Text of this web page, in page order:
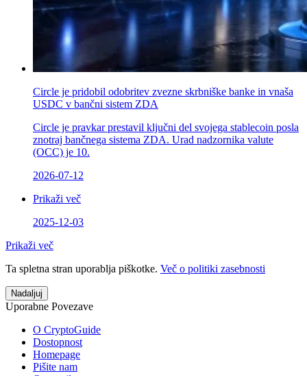
Circle je pridobil odobritev zvezne skrbniške banke in vnaša
USDC v bančni sistem ZDA
Circle je pravkar prestavil ključni del svojega stablecoin posla
znotraj bančnega sistema ZDA. Urad nadzornika valute
(OCC) je 10.
2026-07-12
Prikaži več
2025-12-03
Prikaži več
Ta spletna stran uporablja piškotke. Več o politiki zasebnosti
Nadaljuj
Uporabne Povezave
O CryptoGuide
Dostopnost
Homepage
Pišite nam